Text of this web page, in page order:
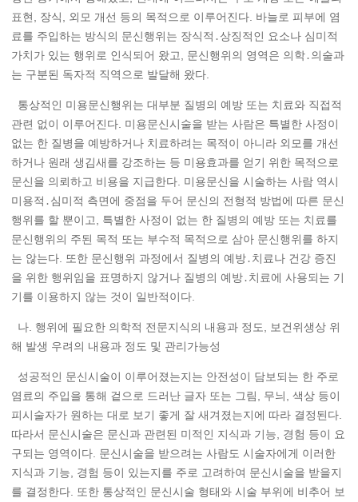
표현, 장식, 외모 개선 등의 목적으로 이루어진다. 바늘로 피부에 염
료를 주입하는 방식의 문신행위는 장식적․상징적인 요소나 심미적
가치가 있는 행위로 인식되어 왔고, 문신행위의 영역은 의학․의술과
는 구분된 독자적 직역으로 발달해 왔다.
통상적인 미용문신행위는 대부분 질병의 예방 또는 치료와 직접적
관련 없이 이루어진다. 미용문신시술을 받는 사람은 특별한 사정이
없는 한 질병을 예방하거나 치료하려는 목적이 아니라 외모를 개선
하거나 원래 생김새를 강조하는 등 미용효과를 얻기 위한 목적으로
문신을 의뢰하고 비용을 지급한다. 미용문신을 시술하는 사람 역시
미용적․심미적 측면에 중점을 두어 문신의 전형적 방법에 따른 문신
행위를 할 뿐이고, 특별한 사정이 없는 한 질병의 예방 또는 치료를
문신행위의 주된 목적 또는 부수적 목적으로 삼아 문신행위를 하지
는 않는다. 또한 문신행위 과정에서 질병의 예방․치료나 건강 증진
을 위한 행위임을 표명하지 않거나 질병의 예방․치료에 사용되는 기
기를 이용하지 않는 것이 일반적이다.
나. 행위에 필요한 의학적 전문지식의 내용과 정도, 보건위생상 위
해 발생 우려의 내용과 정도 및 관리가능성
성공적인 문신시술이 이루어졌는지는 안전성이 담보되는 한 주로
염료의 주입을 통해 겉으로 드러난 글자 또는 그림, 무늬, 색상 등이
피시술자가 원하는 대로 보기 좋게 잘 새겨졌는지에 따라 결정된다.
따라서 문신시술은 문신과 관련된 미적인 지식과 기능, 경험 등이 요
구되는 영역이다. 문신시술을 받으려는 사람도 시술자에게 이러한
지식과 기능, 경험 등이 있는지를 주로 고려하여 문신시술을 받을지
를 결정한다. 또한 통상적인 문신시술 형태와 시술 부위에 비추어 보